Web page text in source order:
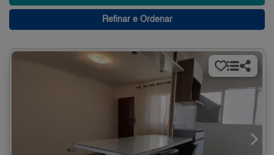
Refinar e Ordenar